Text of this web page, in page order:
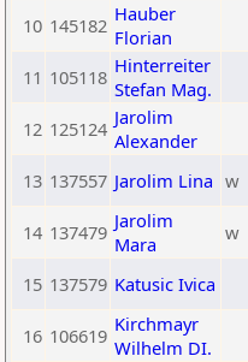
10 145182 Hauber
Florian
11 105118 Hinterreiter
Stefan Mag.
12 125124 Jarolim
Alexander
13 137557 Jarolim Lina w
14 137479 Jarolim
Mara
w
15 137579 Katusic Ivica
16 106619 Kirchmayr
Wilhelm DI.